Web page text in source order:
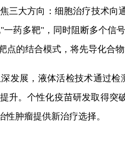
三大方向：细胞治疗技术向
药多靶"，同时阻断多个信
的结合模式，将先导化合物
发展，液体活检技术通过检
升。个性化疫苗研发取得突
肿瘤提供新治疗选择。